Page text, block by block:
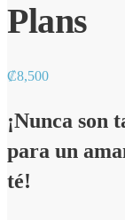
Plans
₡8,500
¡Nunca son
para un
té!